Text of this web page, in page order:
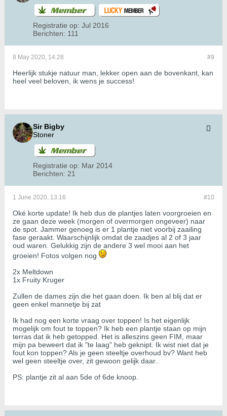
Registratie op: Jul 2016
Berichten: 111
#9
8 May 2020, 14:28
Heerlijk stukje natuur man, lekker open aan de bovenkant, kan
heel veel beloven, ik wens je success!
Sir Bigby
Stoner
Registratie op: Mar 2014
Berichten: 21
#10
1 June 2020, 13:16
Oké korte update! Ik heb dus de plantjes laten voorgroeien en
ze gaan deze week (morgen of overmorgen ongeveer) naar
de spot. Jammer genoeg is er 1 plantje niet voorbij zaailing
fase geraakt. Waarschijnlijk omdat de zaadjes al 2 of 3 jaar
oud waren. Gelukkig zijn de andere 3 wel mooi aan het
groeien! Fotos volgen nog
2x Meltdown
1x Fruity Kruger
​​​​​​Zullen de dames zijn die het gaan doen. Ik ben al blij dat er
geen enkel mannetje bij zat
Ik had nog een korte vraag over toppen! Is het eigenlijk
mogelijk om fout te toppen? Ik heb een plantje staan op mijn
terras dat ik heb getopped. Het is alleszins geen FIM, maar
mijn pa beweert dat ik "te laag" heb geknipt. Ik wist niet dat je
fout kon toppen? Als je geen steeltje overhoud bv? Want heb
wel geen steeltje over, zit gewoon gelijk daar..
PS: plantje zit al aan 5de of 6de knoop.